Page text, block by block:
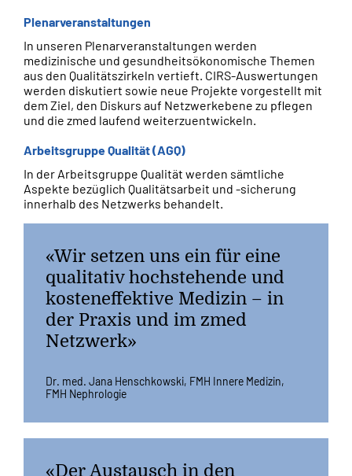
Plenarveranstaltungen
In unseren Plenarveranstaltungen werden
medizinische und gesundheitsökonomische Themen
aus den Qualitätszirkeln vertieft. CIRS-Auswertungen
werden diskutiert sowie neue Projekte vorgestellt mit
dem Ziel, den Diskurs auf Netzwerkebene zu pflegen
und die zmed laufend weiterzuentwickeln.
Arbeitsgruppe Qualität (AGQ)
In der Arbeitsgruppe Qualität werden sämtliche
Aspekte bezüglich Qualitätsarbeit und -sicherung
innerhalb des Netzwerks behandelt.
«Wir setzen uns ein für eine
qualitativ hochstehende und
kosteneffektive Medizin – in
der Praxis und im zmed
Netzwerk»
Dr. med. Jana Henschkowski, FMH Innere Medizin,
FMH Nephrologie
«Der Austausch in den